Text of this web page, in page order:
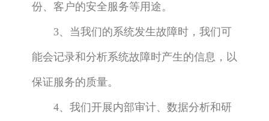
份、客户的安全服务等用途。
3、当我们的系统发生故障时，我们可
能会记录和分析系统故障时产生的信息，以
保证服务的质量。
4、我们开展内部审计、数据分析和研